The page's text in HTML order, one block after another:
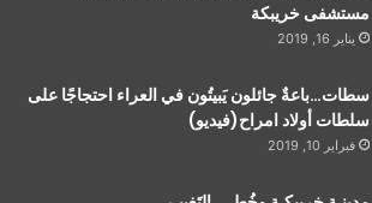
مستشفى خريبكة
يناير 16, 2019
سطات…باعةٌ جائلون يَبيتُون في العراء احتجاجًا على
سلطات أولاد امراح(فيديو)
فبراير 10, 2019